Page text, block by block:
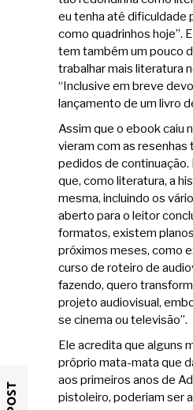
eu tenha até dificuldade
como quadrinhos hoje”.
tem também um pouco
trabalhar mais literatura
“Inclusive em breve
lançamento de um livro
Assim que o ebook caiu
vieram com as resenhas
pedidos de continuação.
que, como literatura, a
mesma, incluindo os
aberto para o leitor
formatos, existem
próximos meses, como
curso de roteiro de
fazendo, quero
projeto audiovisual,
se cinema ou televisão”.
Ele acredita que alguns
próprio mata-mata que
aos primeiros anos de
pistoleiro, poderiam ser